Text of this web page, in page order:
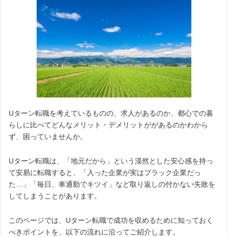
Uターン転職を考えているものの、求人があるのか、都心での暮
らしに比べてどんなメリット・デメリットががあるのかわから
ず、困っていませんか。
Uターン転職は、「地元だから」という漠然とした安心感を持っ
て安易に転職すると、「入った企業が実はブラック企業だっ
た…」「毎日、車通勤でキツイ」など取り返しの付かない失敗を
してしまうことがあります。
このページでは、Uターン転職で成功を収めるために知っておく
べきポイントを、以下の流れに沿ってご紹介します。